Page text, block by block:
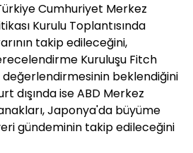
Cumhuriyet Merkez
Kurulu Toplantısında
takip edileceğini,
Kuruluşu Fitch
değerlendirmesinin beklendiğini
dışında ise ABD Merkez
Japonya'da büyüme
gündeminin takip edileceğini